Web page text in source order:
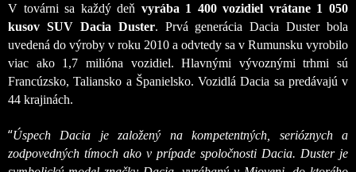
V továrni sa každý deň vyrába 1 400 vozidiel vrátane 1 050
kusov SUV Dacia Duster. Prvá generácia Dacia Duster bola
uvedená do výroby v roku 2010 a odvtedy sa v Rumunsku vyrobilo
viac ako 1,7 milióna vozidiel. Hlavnými vývoznými trhmi sú
Francúzsko, Taliansko a Španielsko. Vozidlá Dacia sa predávajú v
44 krajinách.
“Úspech Dacia je založený na kompetentných, serióznych a
zodpovedných tímoch ako v prípade spoločnosti Dacia. Duster je